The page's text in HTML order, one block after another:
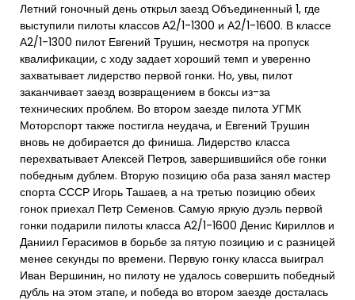
Летний гоночный день открыл заезд Объединенный 1, где
выступили пилоты классов А2/1-1300 и А2/1-1600. В классе
А2/1-1300 пилот Евгений Трушин, несмотря на пропуск
квалификации, с ходу задает хороший темп и уверенно
захватывает лидерство первой гонки. Но, увы, пилот
заканчивает заезд возвращением в боксы из-за
технических проблем. Во втором заезде пилота УГМК
Моторспорт также постигла неудача, и Евгений Трушин
вновь не добирается до финиша. Лидерство класса
перехватывает Алексей Петров, завершившийся обе гонки
победным дублем. Вторую позицию оба раза занял мастер
спорта СССР Игорь Ташаев, а на третью позицию обеих
гонок приехал Петр Семенов. Самую яркую дуэль первой
гонки подарили пилоты класса А2/1-1600 Денис Кириллов и
Даниил Герасимов в борьбе за пятую позицию и с разницей
менее секунды по времени. Первую гонку класса выиграл
Иван Вершинин, но пилоту не удалось совершить победный
дубль на этом этапе, и победа во втором заезде досталась